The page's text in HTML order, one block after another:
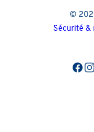
©
Sécurité &